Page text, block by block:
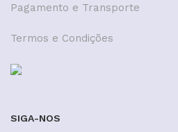
Pagamento e Transporte
Termos e Condições
SIGA-NOS